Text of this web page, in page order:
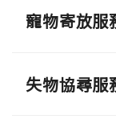
寵物寄放服
失物協尋服